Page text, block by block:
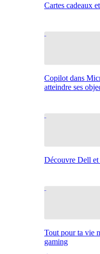
Cartes cadeaux
Copilot dans
atteindre ses
Découvre Dell
Tout pour ta vie
gaming